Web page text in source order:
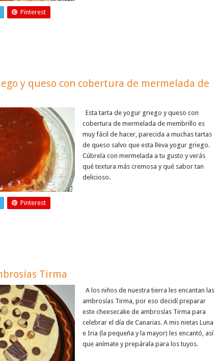
Pinterest
y queso con cobertura de mermelada de
Esta tarta de yogur griego y queso con
cobertura de mermelada de membrillo es
muy fácil de hacer, parecida a muchas tartas
de queso salvo que esta lleva yogur griego.
Cúbrela con mermelada a tu gusto y verás
qué textura más cremosa y qué sabor tan
delicioso.
Pinterest
Tirma
A los niños de nuestra tierra les encantan las
ambrosías Tirma, por eso decidí preparar
este cheesecake de ambrosías Tirma para
celebrar el día de Canarias. A mis nietas Luna
e Iria (la pequeña y la mayor) les encantó, así
que anímate y prepárala para los tuyos.